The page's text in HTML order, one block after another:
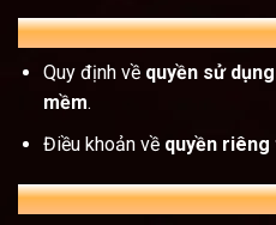
B. Ứng dụng di động
Quy định về quyền sử
mềm.
Điều khoản về quyền riêng
C. Dịch vụ tư vấn